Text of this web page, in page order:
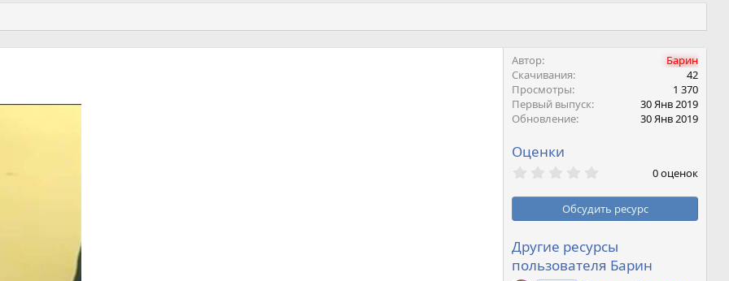
Автор
Барин
Скачивания
42
Просмотры
1 370
Первый выпуск
30 Янв 2019
Обновление
30 Янв 2019
Оценки
0
0
з
ё
з
д
0 оценок
Обсудить ресурс
Другие ресурсы
пользователя Барин